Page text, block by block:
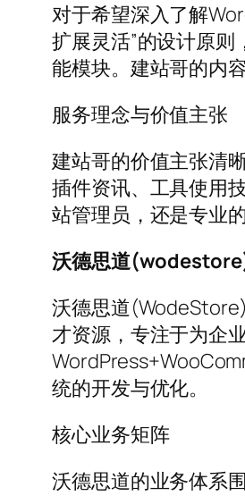
对于希望深入了解
扩展灵活”的设计原
能模块。建站哥的内
服务理念与价值主张
建站哥的价值主张清
插件资讯、工具使用
站管理员，还是专业
沃德思道
沃德思道
才资源，专注于为企
统的开发与优化。
核心业务矩阵
沃德思道的业务体系